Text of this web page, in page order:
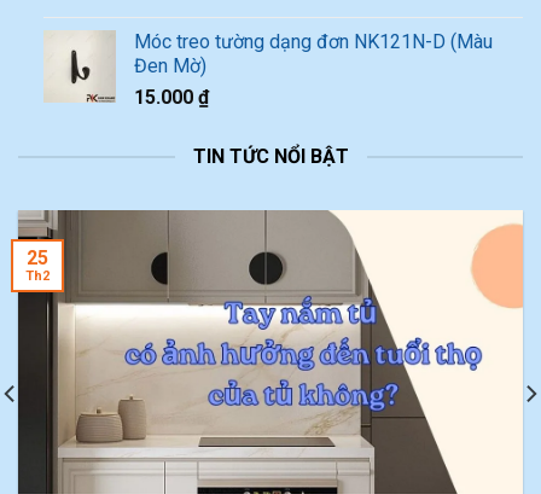
Móc treo tường dạng đơn NK121N-D (Màu
Đen Mờ)
15.000 ₫
TIN TỨC NỔI BẬT
25
Th2